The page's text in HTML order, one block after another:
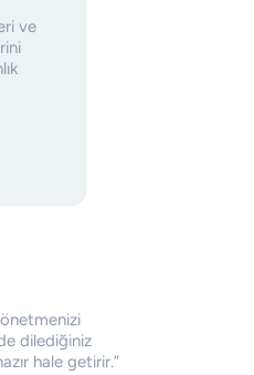
ve
dilediğiniz
hale getirir.”